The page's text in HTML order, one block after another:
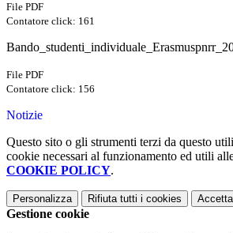
File PDF
Contatore click: 161
File PDF
Contatore click: 156
Notizie
Questo sito o gli strumenti terzi da questo
cookie necessari al funzionamento ed utili
COOKIE POLICY.
Personalizza Rifiuta tutti i cookies
Gestione cookie